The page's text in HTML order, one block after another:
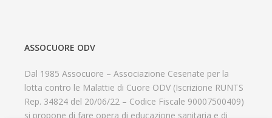
ASSOCUORE ODV
Dal 1985 Assocuore – Associazione Cesenate per la
lotta contro le Malattie di Cuore ODV (Iscrizione RUNTS
Rep. 34824 del 20/06/22 – Codice Fiscale 90007500409)
si propone di fare opera di educazione sanitaria e di